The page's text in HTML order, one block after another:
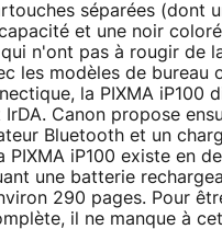
séparées (dont
et une noir
n'ont pas à rougir de
les modèles de bureau
la PIXMA iP100
Canon propose
Bluetooth et un
PIXMA iP100 existe en
une batterie
290 pages. Pour
il ne manque à